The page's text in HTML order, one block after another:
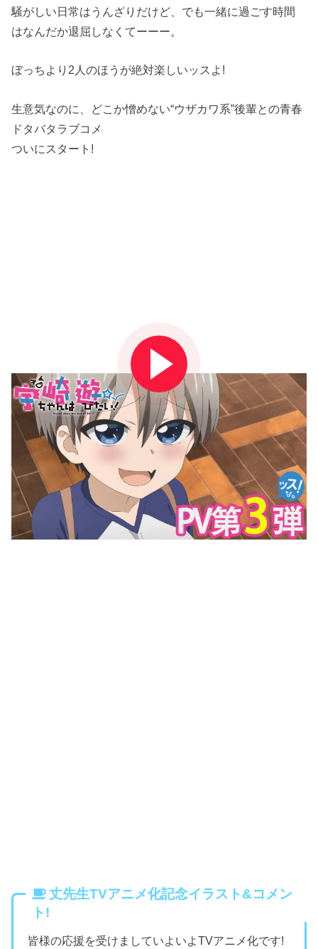
騒がしい日常はうんざりだけど、でも一緒に過ごす時間
はなんだか退屈しなくてーーー。
ぼっちより2人のほうが絶対楽しいッスよ!
生意気なのに、どこか憎めない“ウザカワ系”後輩との青春
ドタバタラブコメ
ついにスタート!
丈先生TVアニメ化記念イラスト&コメン
ト!
皆様の応援を受けましていよいよTVアニメ化です!